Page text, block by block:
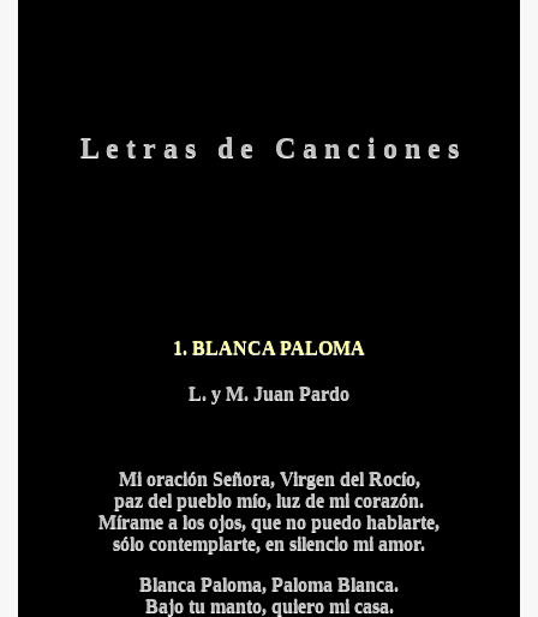
L e t r a s d e C a n c i o n e s
1. BLANCA PALOMA
L. y M. Juan Pardo
Mi oración Señora, Virgen del Rocío,
paz del pueblo mío, luz de mi corazón.
Mírame a los ojos, que no puedo hablarte,
sólo contemplarte, en silencio mi amor.
Blanca Paloma, Paloma Blanca.
Bajo tu manto, quiero mi casa.